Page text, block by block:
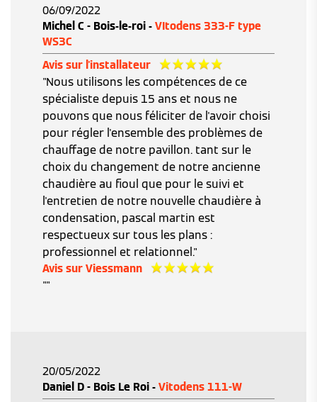
06/09/2022
Michel C - Bois-le-roi - VItodens 333-F type
WS3C
Avis sur l'installateur
"Nous utilisons les compétences de ce
spécialiste depuis 15 ans et nous ne
pouvons que nous féliciter de l'avoir choisi
pour régler l'ensemble des problèmes de
chauffage de notre pavillon. tant sur le
choix du changement de notre ancienne
chaudière au fioul que pour le suivi et
l'entretien de notre nouvelle chaudière à
condensation, pascal martin est
respectueux sur tous les plans :
professionnel et relationnel."
Avis sur Viessmann
""
20/05/2022
Daniel D - Bois Le Roi - Vitodens 111-W